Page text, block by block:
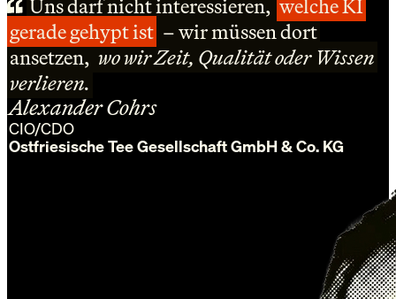
gerade gehypt ist – wir müssen dort
ansetzen,wo wir Zeit, Qualität oder Wissen
verlieren.
gerade gehypt ist – wir müssen dort
ansetzen,wo wir Zeit, Qualität oder Wissen
verlieren.
gerade gehypt ist – wir müssen dort
ansetzen,wo wir Zeit, Qualität oder Wissen
verlieren.
Alexander Cohrs
CIO/CDO
Ostfriesische Tee Gesellschaft GmbH & Co. KG